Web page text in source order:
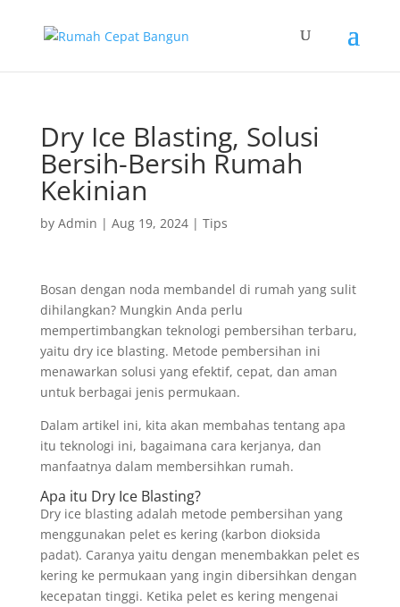
Dry Ice Blasting, Solusi
Bersih-Bersih Rumah
Kekinian
by Admin | Aug 19, 2024| Tips
Bosan dengan noda membandel di rumah yang sulit
dihilangkan? Mungkin Anda perlu
mempertimbangkan teknologi pembersihan terbaru,
yaitu dry ice blasting. Metode pembersihan ini
menawarkan solusi yang efektif, cepat, dan aman
untuk berbagai jenis permukaan.
Dalam artikel ini, kita akan membahas tentang apa
itu teknologi ini, bagaimana cara kerjanya, dan
manfaatnya dalam membersihkan rumah.
Apa itu Dry Ice Blasting?
Dry ice blasting adalah metode pembersihan yang
menggunakan pelet es kering (karbon dioksida
padat). Caranya yaitu dengan menembakkan pelet es
kering ke permukaan yang ingin dibersihkan dengan
kecepatan tinggi. Ketika pelet es kering mengenai